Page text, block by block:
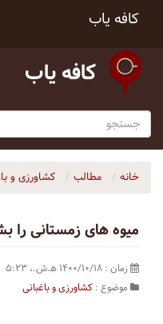
کافه یاب
کافه یاب
خانه مطالب کشاورزی و
میوه های زمستانی را
زمان : ۱۴۰۰/۱۰/۱۸ ه‍.ش.،‏ ۵:۲۳
موضوع : کشاورزی و باغبانی